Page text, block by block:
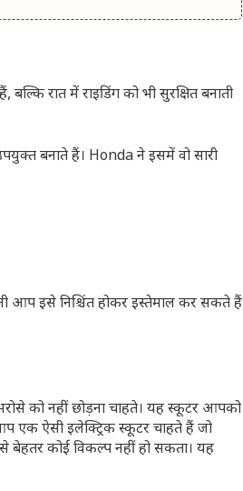
रात में राइडिंग को भी सुरक्षित बनाती
बनाते हैं। Honda ने इसमें वो सारी
आप इसे निश्चिंत होकर इस्तेमाल कर सकते हैं
को नहीं छोड़ना चाहते। यह स्कूटर आपको
आप एक ऐसी इलेक्ट्रिक स्कूटर चाहते हैं जो
कोई विकल्प नहीं हो सकता। यह